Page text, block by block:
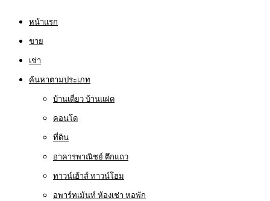
หน้าแรก
ขาย
เช่า
ค้นหาตามประเภท
บ้านเดี่ยว บ้านแฝด
คอนโด
ที่ดิน
อาคารพาณิชย์ ตึกแถว
ทาวน์เฮ้าส์ ทาวน์โฮม
อพาร์ทเม้นท์ ห้องเช่า หอพัก